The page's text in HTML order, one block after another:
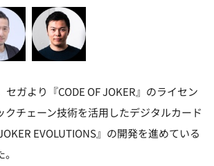
ガより『CODE OF JOKER』のライセン
クチェーン技術を活用したデジタルカード
EVOLUTIONS』の開発を進めている